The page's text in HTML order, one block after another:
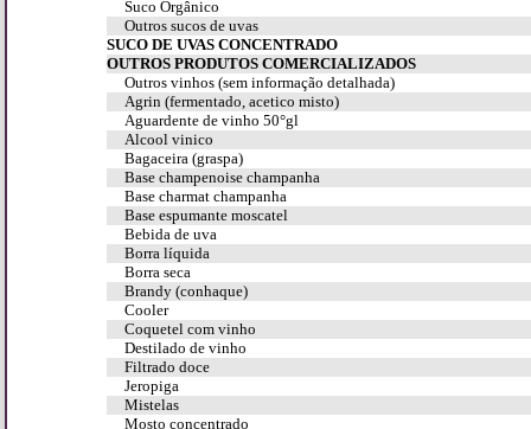
Suco Orgânico
Outros sucos de uvas
SUCO DE UVAS CONCENTRADO
OUTROS PRODUTOS COMERCIALIZADOS
Outros vinhos (sem informação detalhada)
Agrin (fermentado, acetico misto)
Aguardente de vinho 50°gl
Alcool vinico
Bagaceira (graspa)
Base champenoise champanha
Base charmat champanha
Base espumante moscatel
Bebida de uva
Borra líquida
Borra seca
Brandy (conhaque)
Cooler
Coquetel com vinho
Destilado de vinho
Filtrado doce
Jeropiga
Mistelas
Mosto concentrado